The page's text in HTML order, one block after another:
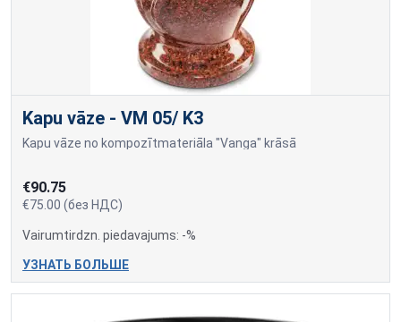
Kapu vāze - VM 05/ K3
Kapu vāze no kompozītmateriāla "Vanga" krāsā
€90.75
€75.00 (без НДС)
Vairumtirdzn. piedavajums: -%
УЗНАТЬ БОЛЬШЕ